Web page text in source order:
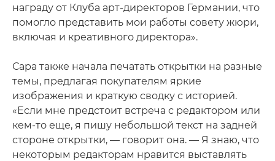
награду от Клуба арт-директоров Германии, что
помогло представить мои работы совету жюри,
включая и креативного директора».
Сара также начала печатать открытки на разные
темы, предлагая покупателям яркие
изображения и краткую сводку с историей.
«Если мне предстоит встреча с редактором или
кем-то еще, я пишу небольшой текст на задней
стороне открытки, — говорит она. — Я знаю, что
некоторым редакторам нравится выставлять